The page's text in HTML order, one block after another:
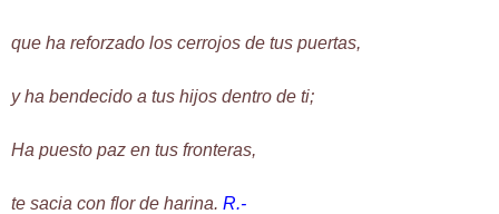
que ha reforzado los cerrojos de tus puertas,
y ha bendecido a tus hijos dentro de ti;
Ha puesto paz en tus fronteras,
te sacia con flor de harina. R.-